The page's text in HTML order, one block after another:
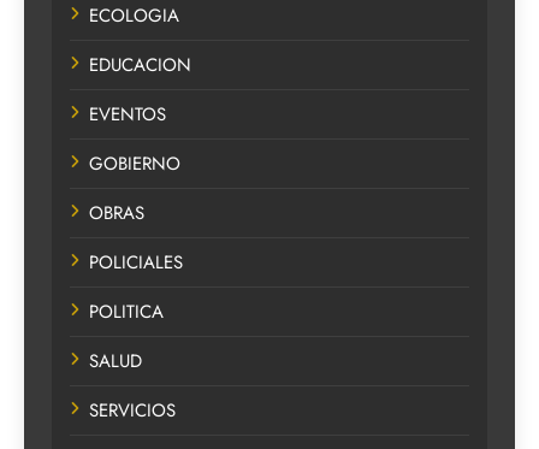
ECOLOGIA
EDUCACION
EVENTOS
GOBIERNO
OBRAS
POLICIALES
POLITICA
SALUD
SERVICIOS